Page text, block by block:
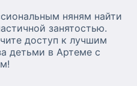
няням найти
занятостью.
доступ к лучшим
детьми в Артеме с